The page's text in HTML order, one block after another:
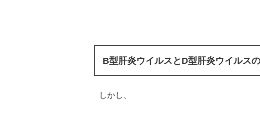
B型肝炎ウイルスとD型肝炎ウイルス
しかし、